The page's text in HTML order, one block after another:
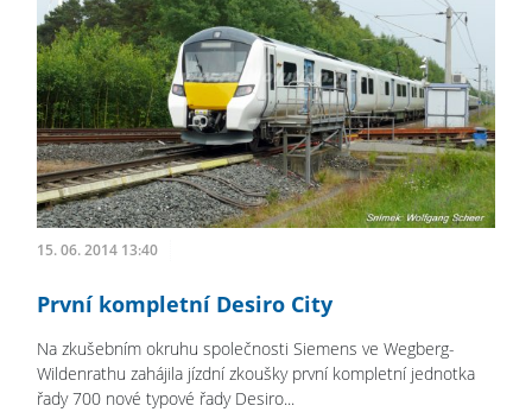
15. 06. 2014 13:40
První kompletní Desiro City
Na zkušebním okruhu společnosti Siemens ve Wegberg-
Wildenrathu zahájila jízdní zkoušky první kompletní jednotka
řady 700 nové typové řady Desiro...